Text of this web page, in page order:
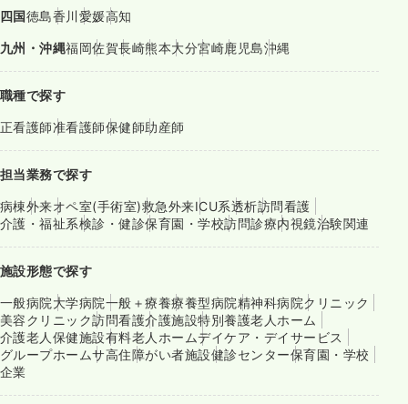
四国徳島香川 愛媛高知
九州・沖縄福岡佐賀長崎熊本大分宮崎鹿児島沖縄
職種で探す
正看護師准看護師保健師助産師
担当業務で探す
病棟外来オペ室(手術室)救急外来ICU系透析訪問看護
介護・福祉系検診・健診保育園・学校訪問診療内視鏡治験関連
施設形態で探す
一般病院大学病院一般＋療養療養型病院精神科病院クリニック
美容クリニック訪問看護介護施設特別養護老人ホーム
介護老人保健施設有料老人ホームデイケア・デイサービス
グループホームサ高住障がい者施設健診センター保育園・学校
企業